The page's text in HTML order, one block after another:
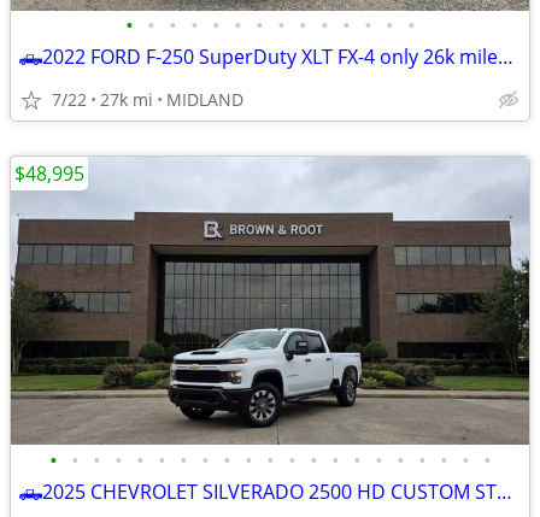
• • • • • • • • • • • • • •
🛻2022 FORD F-250 SuperDuty XLT FX-4 only 26k miles *BEST DEAL ZERO GAMES *☎
7/22 27k mi MIDLAND
• • • • • • • • • • • • • • • • • • • • •
🛻2025 CHEVROLET SILVERADO 2500 HD CUSTOM STRD BED 4x4
$48,995